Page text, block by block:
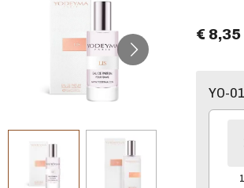
€ 8,35
YO-